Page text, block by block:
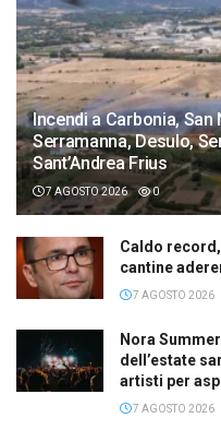
Incendi a Carbonia, San
Serramanna, Desulo,
Sant’Andrea Frius
7 AGOSTO 2026 0
Caldo
cantine
7 AGOSTO 2026
Nora
dell’estate
artisti per
7 AGOSTO 2026